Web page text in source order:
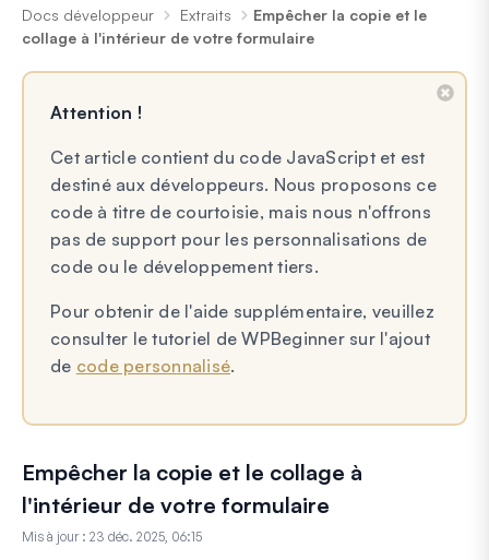
Docs développeur Extraits
Empêcher la copie et le
collage à l'intérieur de votre formulaire
Attention !
Cet article contient du code JavaScript et est
destiné aux développeurs. Nous proposons ce
code à titre de courtoisie, mais nous n'offrons
pas de support pour les personnalisations de
code ou le développement tiers.
Pour obtenir de l'aide supplémentaire, veuillez
consulter le tutoriel de WPBeginner sur l'ajout
de code personnalisé.
Empêcher la copie et le collage à
l'intérieur de votre formulaire
Mis à jour : 23 déc. 2025, 06:15